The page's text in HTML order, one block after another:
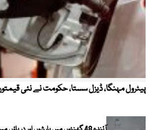
پیٹرول مہنگا، ڈیزل سستا، حکومت نے نئی